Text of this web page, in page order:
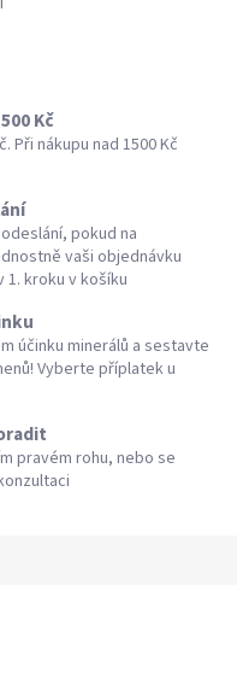
Kč
Při nákupu nad 1500 Kč
pokud na
vaši objednávku
kroku v košíku
účinku minerálů a sestavte
Vyberte příplatek u
pravém rohu, nebo se